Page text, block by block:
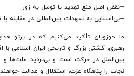
➖نقض اصل منع تهدید یا توسل به زور
➖بی‌اعتنایی به تعهدات بین‌المللی در مقابله
ما حوزویان تأکید می‌کنیم که در پرتو
رهبری، کشتی بزرگ و تاریخی ایران اسلامی با
بین‌الملل در حرکت است و بی‌تردید ملت‌ها
نجات را پناهگاه عزت، استقلال و عدالت